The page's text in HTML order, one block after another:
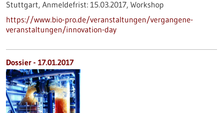
Stuttgart, Anmeldefrist: 15.03.2017, Workshop
https://www.bio-pro.de/veranstaltungen/vergangene-
veranstaltungen/innovation-day
Dossier - 17.01.2017